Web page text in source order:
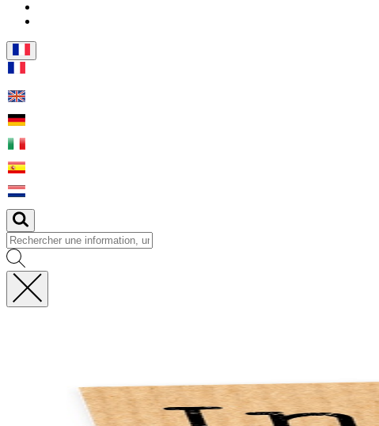
Fermer